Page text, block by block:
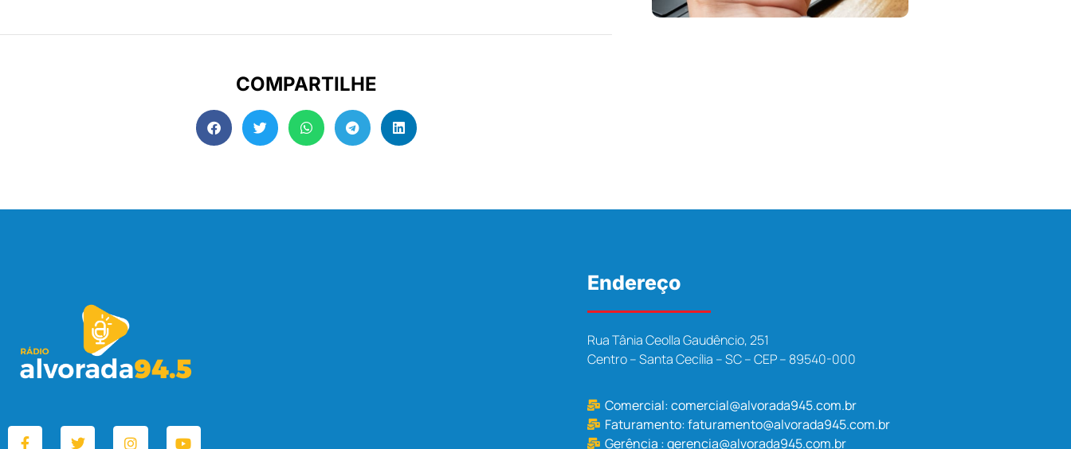
COMPARTILHE
Endereço
Rua Tânia Ceolla Gaudêncio, 251
Centro – Santa Cecília – SC – CEP – 89540-000
Comercial:comercial@alvorada945.com.br
Faturamento:faturamento@alvorada945.com.br
Gerência :gerencia@alvorada945.com.br